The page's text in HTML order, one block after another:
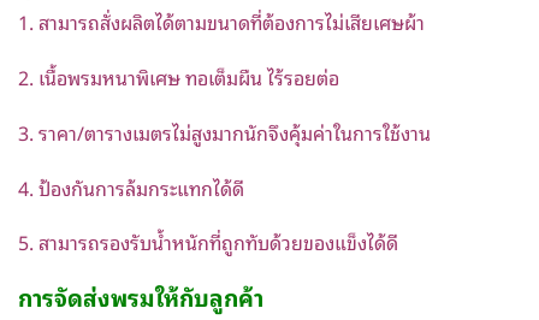
1. สามารถสั่งผลิตได้ตามขนาดที่ต้องการไม่เสียเศษผ้า
2. เนื้อพรมหนาพิเศษ ทอเต็มผืน ไร้รอยต่อ
3. ราคา/ตารางเมตรไม่สูงมากนักจึงคุ้มค่าในการใช้งาน
4. ป้องกันการล้มกระแทกได้ดี
5. สามารถรองรับน้ำหนักที่ถูกทับด้วยของแข็งได้ดี
การจัดส่งพรมให้กับลูกค้า